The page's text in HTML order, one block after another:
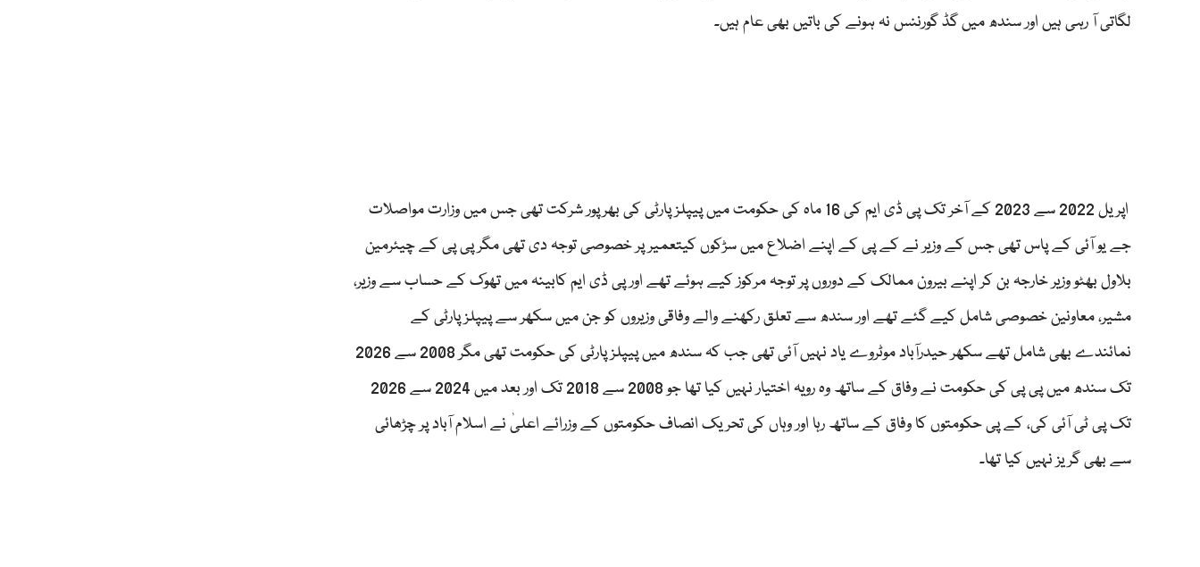
لگاتی آ رہی ہیں اور سندھ میں گڈ گورننس نہ ہونے کی باتیں بھی عام ہیں۔
اپریل 2022 سے 2023 کے آخر تک پی ڈی ایم کی 16 ماہ کی حکومت میں پیپلز پارٹی کی بھرپور شرکت تھی جس میں وزارت مواصلات
جے یو آئی کے پاس تھی جس کے وزیر نے کے پی کے اپنے اضلاع میں سڑکوں کیتعمیر پر خصوصی توجہ دی تھی مگر پی پی کے چیئرمین
بلاول بھٹو وزیر خارجہ بن کر اپنے بیرون ممالک کے دوروں پر توجہ مرکوز کیے ہوئے تھے اور پی ڈی ایم کابینہ میں تھوک کے حساب سے وزیر،
مشیر، معاونین خصوصی شامل کیے گئے تھے اور سندھ سے تعلق رکھنے والے وفاقی وزیروں کو جن میں سکھر سے پیپلز پارٹی کے
نمائندے بھی شامل تھے سکھر حیدرآباد موٹروے یاد نہیں آئی تھی جب کہ سندھ میں پیپلز پارٹی کی حکومت تھی مگر 2008 سے 2026
تک سندھ میں پی پی کی حکومت نے وفاق کے ساتھ وہ رویہ اختیار نہیں کیا تھا جو 2008 سے 2018 تک اور بعد میں 2024 سے 2026
تک پی ٹی آئی کی، کے پی حکومتوں کا وفاق کے ساتھ رہا اور وہاں کی تحریک انصاف حکومتوں کے وزرائے اعلیٰ نے اسلام آباد پر چڑھائی
سے بھی گریز نہیں کیا تھا۔